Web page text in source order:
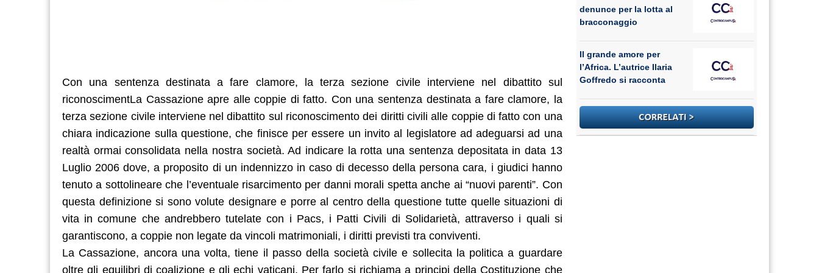
Con una sentenza destinata a fare clamore, la terza sezione civile interviene nel dibattito sul
riconoscimentLa Cassazione apre alle coppie di fatto. Con una sentenza destinata a fare clamore, la
terza sezione civile interviene nel dibattito sul riconoscimento dei diritti civili alle coppie di fatto con una
chiara indicazione sulla questione, che finisce per essere un invito al legislatore ad adeguarsi ad una
realtà ormai consolidata nella nostra società. Ad indicare la rotta una sentenza depositata in data 13
Luglio 2006 dove, a proposito di un indennizzo in caso di decesso della persona cara, i giudici hanno
tenuto a sottolineare che l’eventuale risarcimento per danni morali spetta anche ai “nuovi parenti”. Con
questa definizione si sono volute designare e porre al centro della questione tutte quelle situazioni di
vita in comune che andrebbero tutelate con i Pacs, i Patti Civili di Solidarietà, attraverso i quali si
garantiscono, a coppie non legate da vincoli matrimoniali, i diritti previsti tra conviventi.
La Cassazione, ancora una volta, tiene il passo della società civile e sollecita la politica a guardare
oltre gli equilibri di coalizione e gli echi vaticani. Per farlo si richiama a principi della Costituzione che
denunce per la lotta al
bracconaggio
Il grande amore per
l’Africa. L’autrice Ilaria
Goffredo si racconta